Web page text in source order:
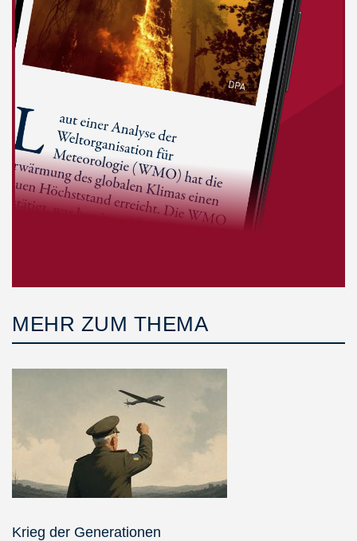
MEHR ZUM THEMA
Krieg der Generationen